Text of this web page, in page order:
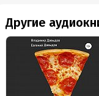
Другие